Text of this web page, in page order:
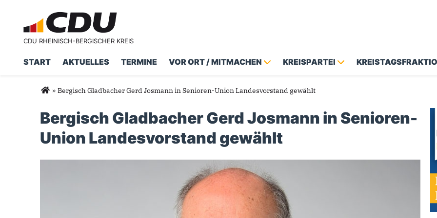
CDU RHEINISCH-BERGISCHER KREIS
START AKTUELLES TERMINE VOR ORT / MITMACHEN KREISPARTEI
Suchformular
SucheSie sind hier
» Bergisch Gladbacher Gerd Josmann in Senioren-Union Landesvorstand gewählt
Bergisch Gladbacher Gerd Josmann in Senioren-
Union Landesvorstand gewählt